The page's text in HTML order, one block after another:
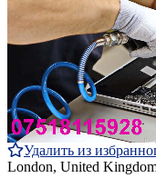
Удалить из
London, United